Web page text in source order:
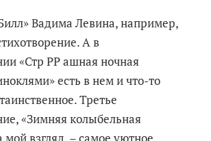
Вадима Левина, например,
А в
«Стр РР ашная ночная
есть в нем и что-то
Третье
«Зимняя колыбельная